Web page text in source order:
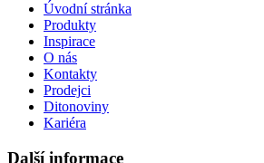
Úvodní stránka
Produkty
Inspirace
O nás
Kontakty
Prodejci
Ditonoviny
Kariéra
Další informace